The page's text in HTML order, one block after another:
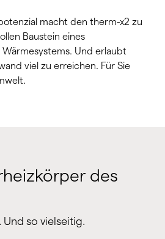
macht den therm-x2 zu
Baustein eines
Und erlaubt
viel zu erreichen. Für Sie
des
so vielseitig.